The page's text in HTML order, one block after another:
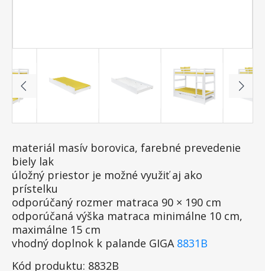
materiál masív borovica, farebné prevedenie
biely lak
úložný priestor je možné využiť aj ako
prístelku
odporúčaný rozmer matraca 90 × 190 cm
odporúčaná výška matraca minimálne 10 cm,
maximálne 15 cm
vhodný doplnok k palande GIGA 8831B
Kód produktu: 8832B